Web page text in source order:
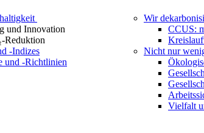
und Innovation
Reduktion
‑Indizes
und ‑Richtlinien
Wir
CCUS:
Nicht nur
Vielfalt